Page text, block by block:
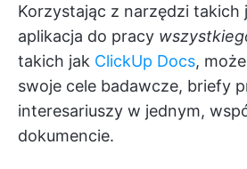
Korzystając z narzędzi takich
aplikacja do pracy
takich jak ClickUp Docs,
swoje cele badawcze, briefy
interesariuszy w jednym,
dokumencie.